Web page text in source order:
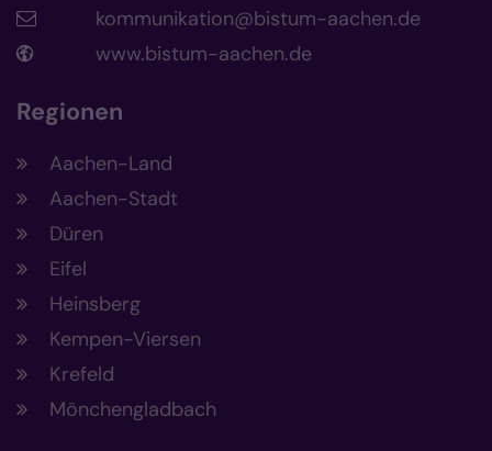
kommunikation@bistum-aachen.de
www.bistum-aachen.de
Regionen
Aachen-Land
Aachen-Stadt
Düren
Eifel
Heinsberg
Kempen-Viersen
Krefeld
Mönchengladbach